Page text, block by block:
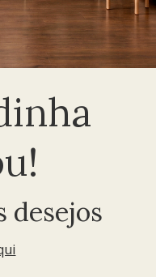
desejos